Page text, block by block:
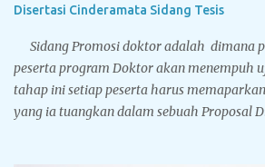
Disertasi Cinderamata Sidang Tesis
Sidang Promosi doktor adalah dimana
peserta program Doktor akan menempuh
tahap ini setiap peserta harus
yang ia tuangkan dalam sebuah Proposal